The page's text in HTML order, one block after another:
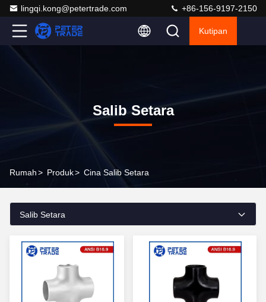
lingqi.kong@petertrade.com +86-156-9197-2150
Kutipan
Salib Setara
Rumah> Produk> Cina Salib Setara
Salib Setara